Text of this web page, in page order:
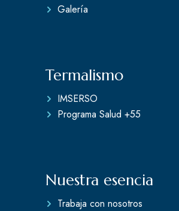
Galería
Termalismo
IMSERSO
Programa Salud +55
Nuestra esencia
Trabaja con nosotros